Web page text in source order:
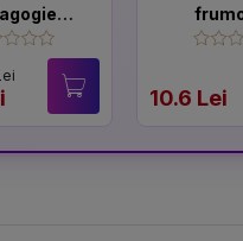
Ghid
de
și
II
10.6 Lei